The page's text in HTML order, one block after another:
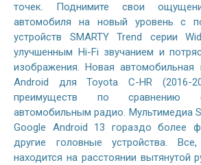
точек. Поднимите свои
автомобиля на новый уровень с
устройств SMARTY Trend серии
улучшенным Hi-Fi звучанием и
изображения. Новая автомобильная
Android для Toyota C-HR (2016-
преимуществ по сравнению
автомобильным радио. Мультимедиа
Google Android 13 гораздо более
другие головные устройства.
находится на расстоянии вытянутой